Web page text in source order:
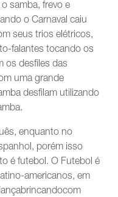
samba, frevo e
o Carnaval caiu
seus trios elétricos,
falantes tocando os
os desfiles das
uma grande
desfilam utilizando
enquanto no
porém isso
é futebol. O Futebol é
americanos, em